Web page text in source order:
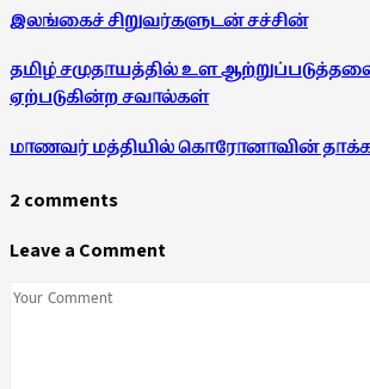
இலங்கைச் சிறுவர்களுடன் சச்சின்
தமிழ் சமுதாயத்தில் உள
ஏற்படுகின்ற சவால்கள்
மாணவர் மத்தியில் கொரோனாவின்
2 comments
Leave a Comment